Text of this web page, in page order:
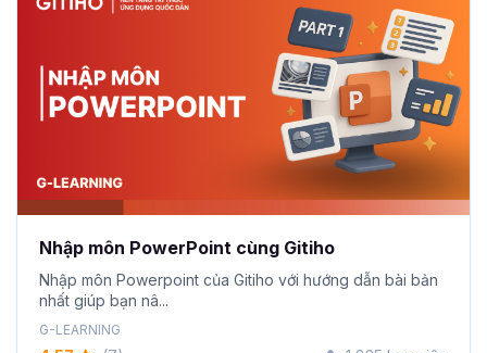
Nhập môn PowerPoint cùng Gitiho
Nhập môn Powerpoint của Gitiho với hướng dẫn bài bản
nhất giúp bạn nâ...
G-LEARNING